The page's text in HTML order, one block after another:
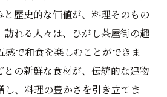
歴史的な価値が、料理そのもの
訪れる人々は、ひがし茶屋街の趣
感で和食を楽しむことができま
との新鮮な食材が、伝統的な建物
し、料理の豊かさを引き立てま